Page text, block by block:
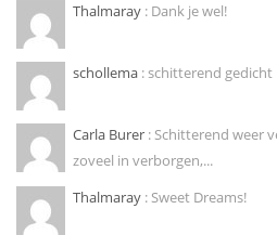
Thalmaray : Dank je wel!
schollema : schitterend gedicht
Carla Burer : Schitterend weer
zoveel in verborgen,...
Thalmaray : Sweet Dreams!